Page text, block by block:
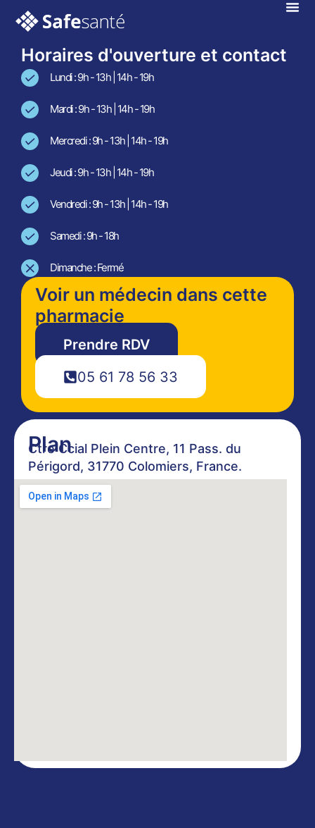
Colomiers
En téléconsultation !
Plan
Ctre Ccial Plein Centre, 11 Pass. du
Périgord, 31770 Colomiers, France.
Horaires d'ouverture et contact
Lundi : 9h - 13h | 14h - 19h
Mardi : 9h - 13h | 14h - 19h
Mercredi : 9h - 13h | 14h - 19h
Jeudi : 9h - 13h | 14h - 19h
Vendredi : 9h - 13h | 14h - 19h
Samedi : 9h - 18h
Dimanche : Fermé
Voir un médecin dans cette
pharmacie
Prendre RDV
05 61 78 56 33